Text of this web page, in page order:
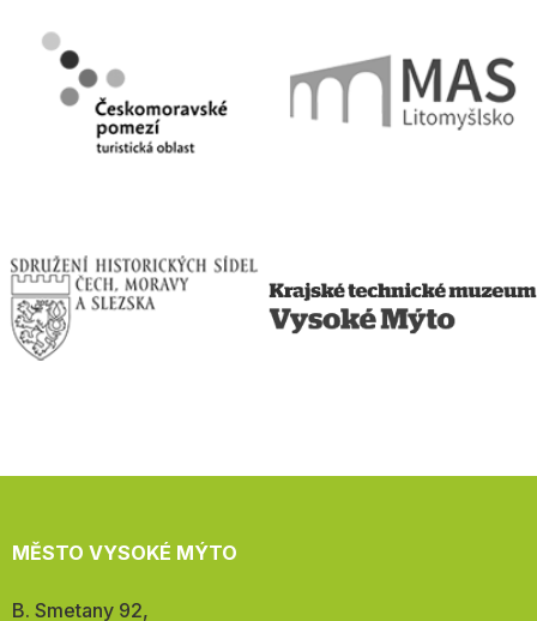
MĚSTO VYSOKÉ MÝTO
Adresa:
B. Smetany 92,